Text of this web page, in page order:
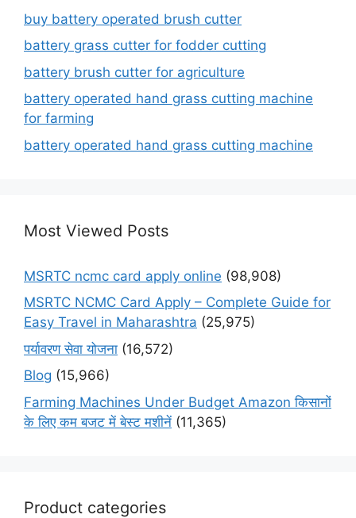
buy battery operated brush cutter
battery grass cutter for fodder cutting
battery brush cutter for agriculture
battery operated hand grass cutting machine
for farming
battery operated hand grass cutting machine
Most Viewed Posts
MSRTC ncmc card apply online (98,908)
MSRTC NCMC Card Apply – Complete Guide for
Easy Travel in Maharashtra (25,975)
पर्यावरण सेवा योजना (16,572)
Blog (15,966)
Farming Machines Under Budget Amazon किसानों
के लिए कम बजट में बेस्ट मशीनें (11,365)
Product categories